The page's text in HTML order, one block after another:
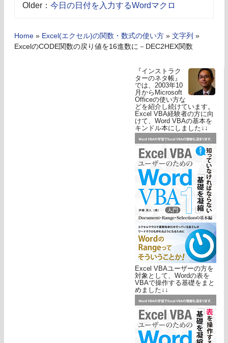
Older： 今日の日付を入力するWordマクロ
Home » Excel(エクセル)の関数・数式の使い方 » 文字列 »
ExcelのCODE関数の戻り値を16進数に－DEC2HEX関数
『インストラク
ターのネタ帳』
では、2003年10
月からMicrosoft
Officeの使い方な
どを紹介し続けています。
Excel VBA経験者の方に向
けて、Word VBAの基本を
キンドル本にしました↓↓
Excel VBAユーザーの方を
対象として、Wordの表を
VBAで操作する基礎をまと
めました↓↓